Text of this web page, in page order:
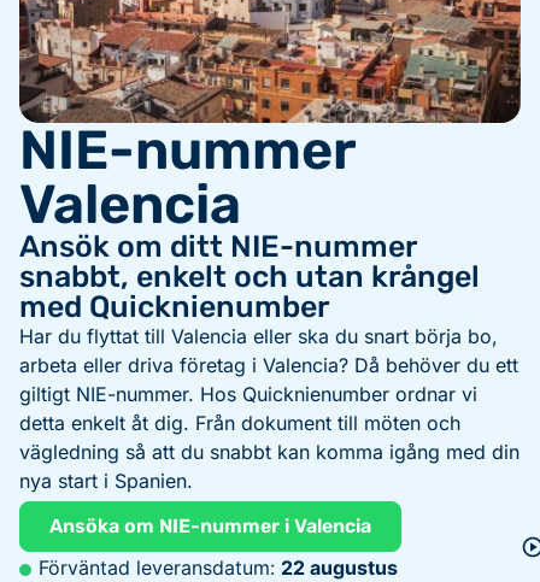
NIE-nummer
Valencia
Ansök om ditt NIE-nummer
snabbt, enkelt och utan krångel
med Quicknienumber
Har du flyttat till Valencia eller ska du snart börja bo,
arbeta eller driva företag i Valencia? Då behöver du ett
giltigt NIE-nummer. Hos Quicknienumber ordnar vi
detta enkelt åt dig. Från dokument till möten och
vägledning så att du snabbt kan komma igång med din
nya start i Spanien.
Ansöka om NIE-nummer i Valencia
Förväntad leveransdatum: 22 augustus